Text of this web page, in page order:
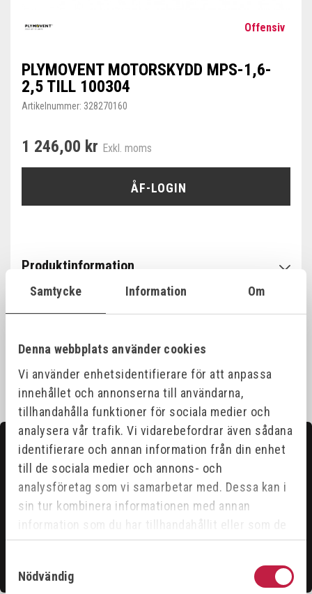
Samtycke Information Om
Denna webbplats använder cookies
Vi använder enhetsidentifierare för att anpassa
innehållet och annonserna till användarna,
tillhandahålla funktioner för sociala medier och
analysera vår trafik. Vi vidarebefordrar även sådana
identifierare och annan information från din enhet
till de sociala medier och annons- och
analysföretag som vi samarbetar med. Dessa kan i
sin tur kombinera informationen med annan
information som du har tillhandahållit eller som de
har samlat in när du har använt deras tjänster.
Nödvändig
Offensiv
PLYMOVENT MOTORSKYDD MPS-1,6-
2,5 TILL 100304
Artikelnummer: 328270160
1 246,00 kr Exkl. moms
ÅF-LOGIN
Produktinformation
Specifikationer
Kontakta oss
Hittar du inte det du söker?
Våra säljare är riktigt duktiga och hjälper gärna till för
att du ska få ut det bästa ur vårt sortiment.